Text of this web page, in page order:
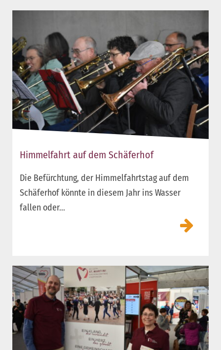
Himmelfahrt auf dem Schäferhof
Die Befürchtung, der Himmelfahrtstag auf dem
Schäferhof könnte in diesem Jahr ins Wasser
fallen oder...